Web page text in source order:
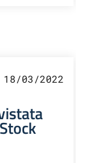
18/03/2022